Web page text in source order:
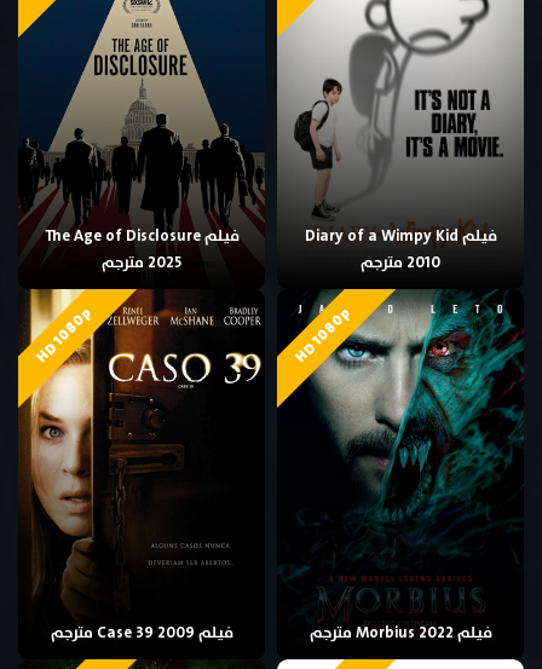
فيلم Diary of a Wimpy Kid
2010 مترجم
فيلم The Age of Disclosure
2025 مترجم
HD 1080p
فيلم Morbius 2022 مترجم
HD 1080p
فيلم Case 39 2009 مترجم